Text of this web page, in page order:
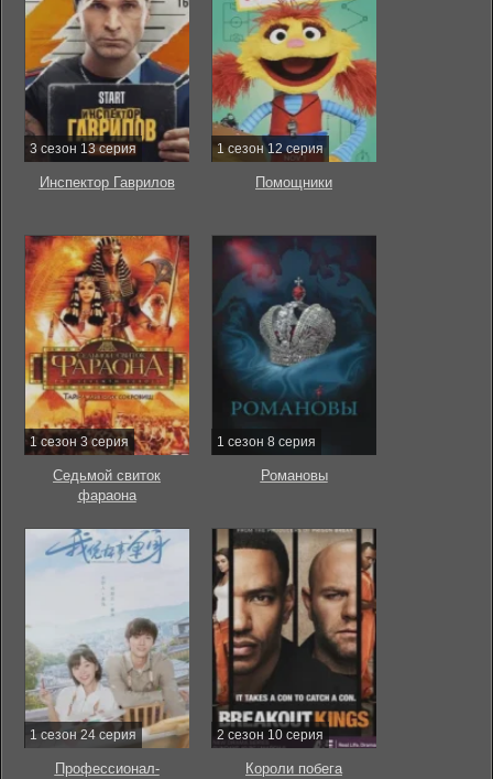
3 сезон 13 серия
Инспектор Гаврилов
1 сезон 12 серия
Помощники
1 сезон 3 серия
Седьмой свиток
фараона
1 сезон 8 серия
Романовы
1 сезон 24 серия
Профессионал-
2 сезон 10 серия
Короли побега